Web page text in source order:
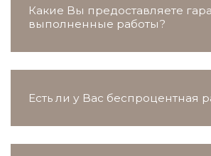
Какие Вы предоставляете
выполненные работы?
Есть ли у Вас беспроцентная